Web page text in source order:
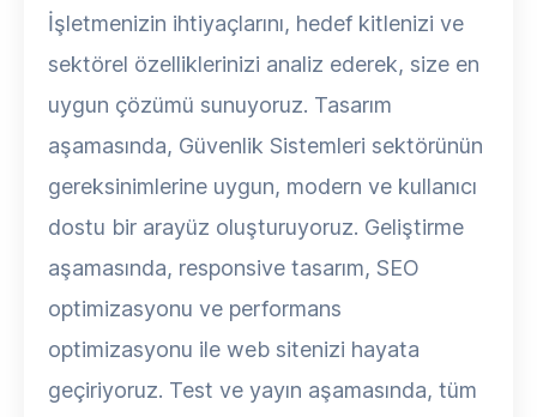
İşletmenizin ihtiyaçlarını, hedef kitlenizi ve
sektörel özelliklerinizi analiz ederek, size en
uygun çözümü sunuyoruz. Tasarım
aşamasında, Güvenlik Sistemleri sektörünün
gereksinimlerine uygun, modern ve kullanıcı
dostu bir arayüz oluşturuyoruz. Geliştirme
aşamasında, responsive tasarım, SEO
optimizasyonu ve performans
optimizasyonu ile web sitenizi hayata
geçiriyoruz. Test ve yayın aşamasında, tüm